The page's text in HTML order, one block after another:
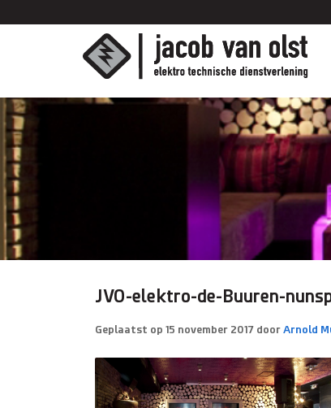
JVO-elektro-de-Buuren-
Geplaatst op 15 november 2017 doorArnold